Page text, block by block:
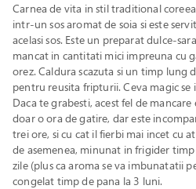
Carnea de vita in stil traditional
intr-un sos aromat de soia si este
acelasi sos. Este un preparat dulce-
mancat in cantitati mici impreuna cu
orez. Caldura scazuta si un timp lung
pentru reusita fripturii. Ceva magic
Daca te grabesti, acest fel de mancare
doar o ora de gatire, dar este
trei ore, si cu cat il fierbi mai incet cu
de asemenea, minunat in frigider
zile (plus ca aroma se va imbunatatii
congelat timp de pana la 3 luni.